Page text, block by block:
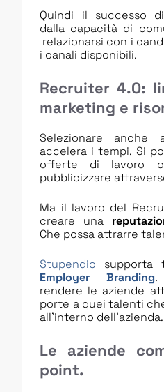
Quindi il successo
dalla capacità di
relazionarsi con i
i canali disponibili.
Recruiter 4.0:
marketing e
Selezionare anche
accelera i tempi. Si
offerte di lavoro
pubblicizzare
Ma il lavoro del
creare una
Che possa attrarre
Stupendio
Employer Branding.
rendere le aziende
porte a quei talenti
all’interno dell’azienda.
Le aziende
point.